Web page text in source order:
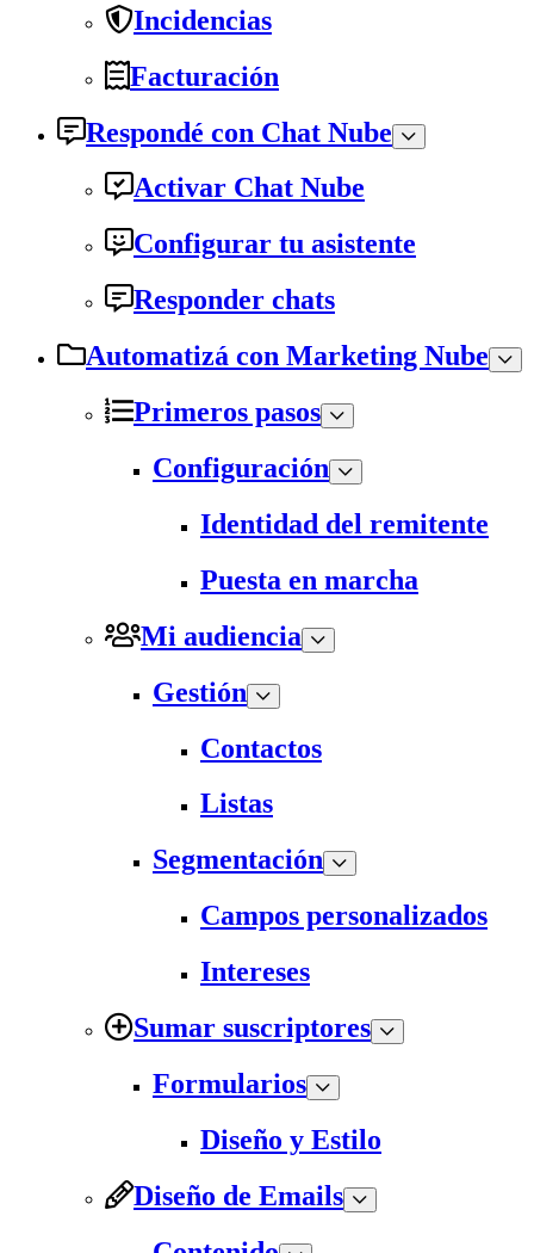
Incidencias
Facturación
Respondé con Chat Nube
Activar Chat Nube
Configurar tu asistente
Responder chats
Automatizá con Marketing Nube
Primeros pasos
Configuración
Identidad del remitente
Puesta en marcha
Mi audiencia
Gestión
Contactos
Listas
Segmentación
Campos personalizados
Intereses
Sumar suscriptores
Formularios
Diseño y Estilo
Diseño de Emails